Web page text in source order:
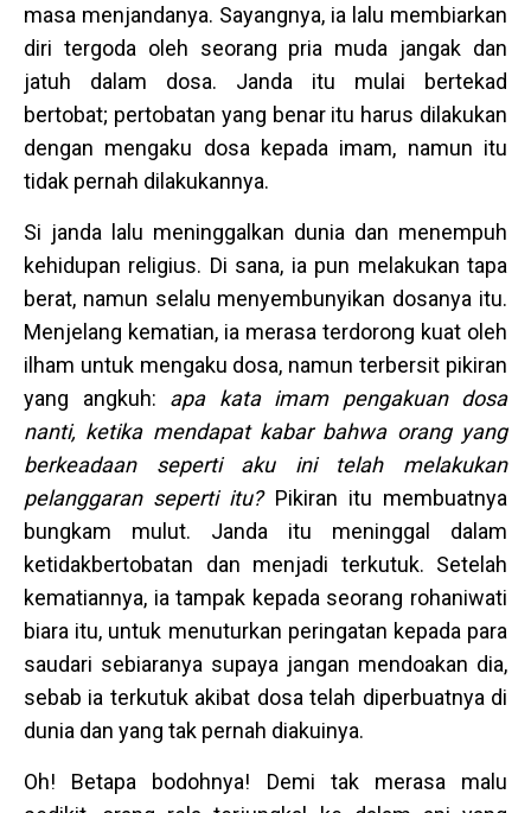
masa menjandanya. Sayangnya, ia lalu membiarkan
diri tergoda oleh seorang pria muda jangak dan
jatuh dalam dosa. Janda itu mulai bertekad
bertobat; pertobatan yang benar itu harus dilakukan
dengan mengaku dosa kepada imam, namun itu
tidak pernah dilakukannya.
Si janda lalu meninggalkan dunia dan menempuh
kehidupan religius. Di sana, ia pun melakukan tapa
berat, namun selalu menyembunyikan dosanya itu.
Menjelang kematian, ia merasa terdorong kuat oleh
ilham untuk mengaku dosa, namun terbersit pikiran
yang angkuh: apa kata imam pengakuan dosa
nanti, ketika mendapat kabar bahwa orang yang
berkeadaan seperti aku ini telah melakukan
pelanggaran seperti itu?Pikiran itu membuatnya
bungkam mulut. Janda itu meninggal dalam
ketidakbertobatan dan menjadi terkutuk. Setelah
kematiannya, ia tampak kepada seorang rohaniwati
biara itu, untuk menuturkan peringatan kepada para
saudari sebiaranya supaya jangan mendoakan dia,
sebab ia terkutuk akibat dosa telah diperbuatnya di
dunia dan yang tak pernah diakuinya.
Oh! Betapa bodohnya! Demi tak merasa malu